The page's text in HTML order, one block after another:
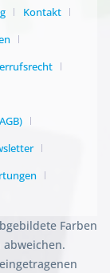
Kontakt
Farben